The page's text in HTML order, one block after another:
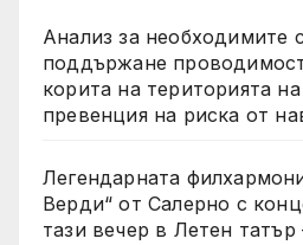
Анализ за необходимите
поддържане
корита на територията
превенция на риска от
Легендарната
Верди“ от Салерно с
тази вечер в Летен татър